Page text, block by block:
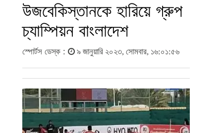
উজবেকিস্তানকে হারিয়ে গ্রুপ
চ্যাম্পিয়ন বাংলাদেশ
স্পোর্টস ডেস্ক : ৯ জানুয়ারি ২০২৩, সোমবার, ১৬:০১:৫৬